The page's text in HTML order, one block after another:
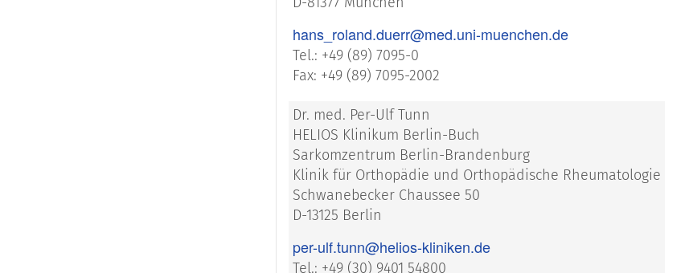
hans_roland.duerr@med.uni-muenchen.de
Tel.: +49 (89) 7095-0
Fax: +49 (89) 7095-2002
Dr. med. Per-Ulf Tunn
HELIOS Klinikum Berlin-Buch
Sarkomzentrum Berlin-Brandenburg
Klinik für Orthopädie und Orthopädische Rheumatologie
Schwanebecker Chaussee 50
D-13125 Berlin
per-ulf.tunn@helios-kliniken.de
Tel.: +49 (30) 9401 54800